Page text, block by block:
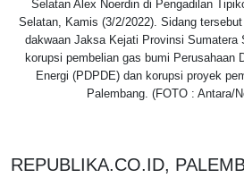
Selatan Alex Noerdin di Pengadilan
Selatan, Kamis (3/2/2022). Sidang
dakwaan Jaksa Kejati Provinsi Sumatera
korupsi pembelian gas bumi Perusahaan
Energi (PDPDE) dan korupsi proyek
Palembang. (FOTO : Antara/
REPUBLIKA.CO.ID,